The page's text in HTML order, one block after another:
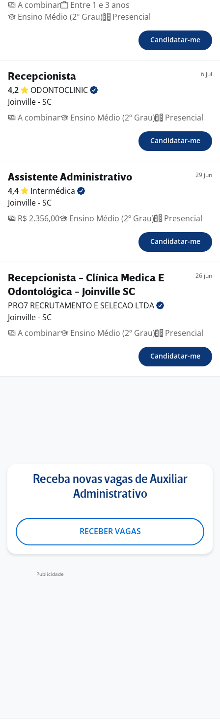
A combinar
Entre 1 e 3 anos
Ensino Médio (2º Grau)
Presencial
Candidatar-me
Recepcionista 6 jul
4,2
ODONTOCLINIC
Joinville - SC
A combinar
Ensino Médio (2º Grau) Presencial
Candidatar-me
Assistente Administrativo 29 jun
4,4
Intermédica
Joinville - SC
R$ 2.356,00
Ensino Médio (2º Grau) Presencial
Candidatar-me
Recepcionista - Clínica Medica E
Odontológica - Joinville SC
26 jun
PRO7 RECRUTAMENTO E SELECAO LTDA
Joinville - SC
A combinar
Ensino Médio (2º Grau) Presencial
Candidatar-me
Receba novas vagas de Auxiliar
Administrativo
RECEBER VAGAS